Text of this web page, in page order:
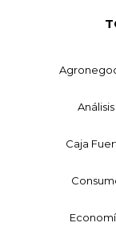
Análisis
Caja